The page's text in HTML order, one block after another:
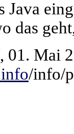
Java
das
, 01. Mai
/info/